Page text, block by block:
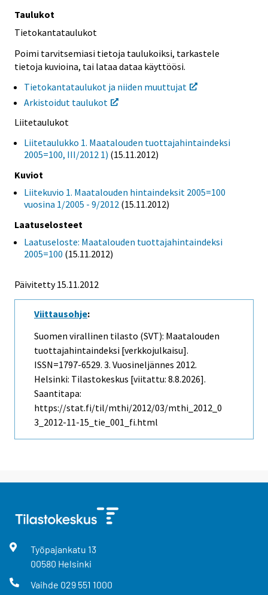
Taulukot
Tietokantataulukot
Poimi tarvitsemiasi tietoja taulukoiksi, tarkastele
tietoja kuvioina, tai lataa dataa käyttöösi.
Tietokantataulukot ja niiden muuttujat
Arkistoidut taulukot
Liitetaulukot
Liitetaulukko 1. Maatalouden tuottajahintaindeksi
2005=100, III/2012 1) (15.11.2012)
Kuviot
Liitekuvio 1. Maatalouden hintaindeksit 2005=100
vuosina 1/2005 - 9/2012 (15.11.2012)
Laatuselosteet
Laatuseloste: Maatalouden tuottajahintaindeksi
2005=100 (15.11.2012)
Päivitetty 15.11.2012
Viittausohje:
Suomen virallinen tilasto (SVT): Maatalouden
tuottajahintaindeksi [verkkojulkaisu].
ISSN=1797-6529. 3. Vuosineljännes 2012.
Helsinki: Tilastokeskus [viitattu: 8.8.2026].
Saantitapa:
https://stat.fi/til/mthi/2012/03/mthi_2012_0
3_2012-11-15_tie_001_fi.html
Työpajankatu 13
00580 Helsinki
Vaihde 029 551 1000